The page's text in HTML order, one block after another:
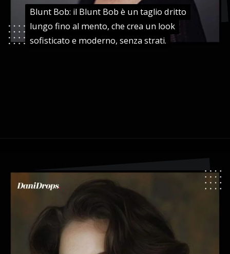
Blunt Bob: il Blunt Bob è un taglio dritto
lungo fino al mento, che crea un look
sofisticato e moderno, senza strati.
Blunt Bob: il Blunt Bob è un taglio dritto
lungo fino al mento, che crea un look
sofisticato e moderno, senza strati.